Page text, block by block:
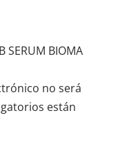
e
SERUM BIOMA
no será
están